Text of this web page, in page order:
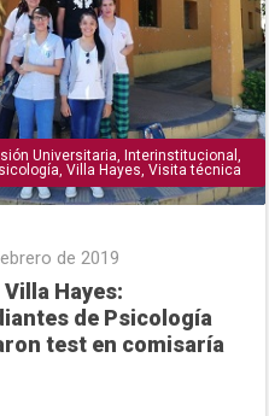
Universitaria, Interinstitucional ,
, Villa Hayes, Visita técnica
de 2019
Villa Hayes:
de Psicología
test en comisaría